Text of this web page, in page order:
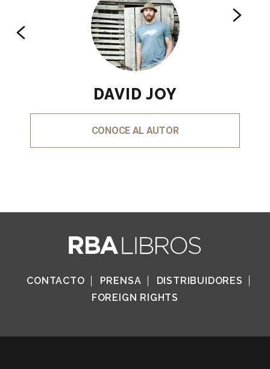
DAVID JOY
CONOCE AL AUTOR
CONTACTO PRENSA
DISTRIBUIDORES
FOREIGN RIGHTS